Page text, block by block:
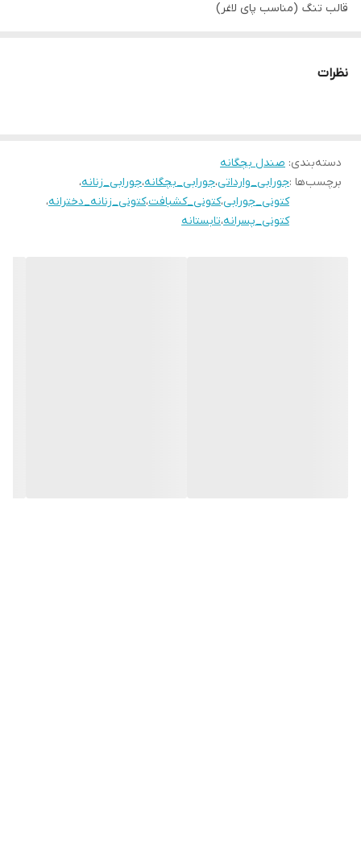
قالب تنگ (مناسب پای لاغر)
منعطف و خوش پا .
۲۸ مناسب پای ۱۶/۵ سانت
۲۹ مناسب پای ۱۷ سانــــت
نظرات
دسته‌بندی: صندل بچگانه
برچسب‌ها :جورابی_وارداتی،جورابی_بچگانه،جورابی_زنانه،
کتونی_جورابی،کتونی_کشبافت،کتونی_زنانه_دخترانه،
کتونی_پسرانه،تابستانه